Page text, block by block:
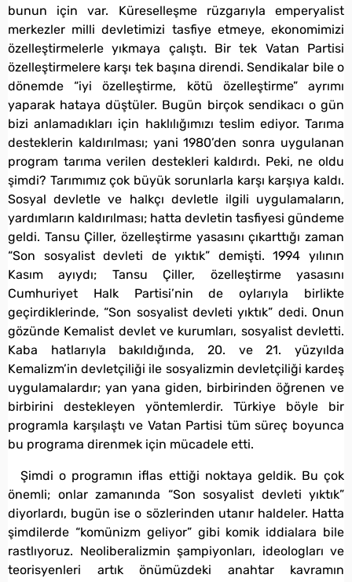
bunun için var. Küreselleşme rüzgarıyla emperyalist
merkezler milli devletimizi tasfiye etmeye, ekonomimizi
özelleştirmelerle yıkmaya çalıştı. Bir tek Vatan Partisi
özelleştirmelere karşı tek başına direndi. Sendikalar bile o
dönemde “iyi özelleştirme, kötü özelleştirme” ayrımı
yaparak hataya düştüler. Bugün birçok sendikacı o gün
bizi anlamadıkları için haklılığımızı teslim ediyor. Tarıma
desteklerin kaldırılması; yani 1980’den sonra uygulanan
program tarıma verilen destekleri kaldırdı. Peki, ne oldu
şimdi? Tarımımız çok büyük sorunlarla karşı karşıya kaldı.
Sosyal devletle ve halkçı devletle ilgili uygulamaların,
yardımların kaldırılması; hatta devletin tasfiyesi gündeme
geldi. Tansu Çiller, özelleştirme yasasını çıkarttığı zaman
“Son sosyalist devleti de yıktık” demişti. 1994 yılının
Kasım ayıydı; Tansu Çiller, özelleştirme yasasını
Cumhuriyet Halk Partisi’nin de oylarıyla birlikte
geçirdiklerinde, “Son sosyalist devleti yıktık” dedi. Onun
gözünde Kemalist devlet ve kurumları, sosyalist devletti.
Kaba hatlarıyla bakıldığında, 20. ve 21. yüzyılda
Kemalizm’in devletçiliği ile sosyalizmin devletçiliği kardeş
uygulamalardır; yan yana giden, birbirinden öğrenen ve
birbirini destekleyen yöntemlerdir. Türkiye böyle bir
programla karşılaştı ve Vatan Partisi tüm süreç boyunca
bu programa direnmek için mücadele etti.
Şimdi o programın iflas ettiği noktaya geldik. Bu çok
önemli; onlar zamanında “Son sosyalist devleti yıktık”
diyorlardı, bugün ise o sözlerinden utanır haldeler. Hatta
şimdilerde “komünizm geliyor” gibi komik iddialara bile
rastlıyoruz. Neoliberalizmin şampiyonları, ideologları ve
teorisyenleri artık önümüzdeki anahtar kavramın